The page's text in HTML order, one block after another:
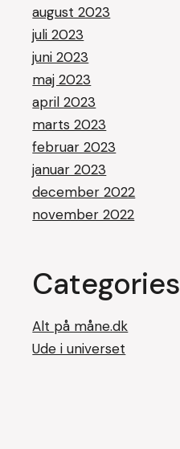
august 2023
juli 2023
juni 2023
maj 2023
april 2023
marts 2023
februar 2023
januar 2023
december 2022
november 2022
Categories
Alt på måne.dk
Ude i universet